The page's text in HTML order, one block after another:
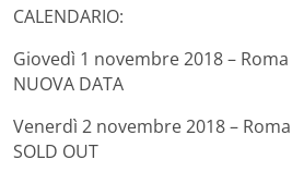
CALENDARIO:
Giovedì 1 novembre 2018 –
NUOVA DATA
Venerdì 2 novembre 2018 –
SOLD OUT